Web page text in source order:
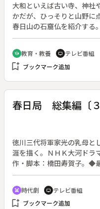
大和といえば古い寺、神社
かだが、ひっそりと山野に
春日山の石窟仏を紹介す
年以上にわたって磨崖仏（
像）を撮り続けてきた。「
とともにあって民衆に親し
崖仏でしょう」と話す邊見
school 教育・教養 tv テレビ番組
bookmark_add ブックマーク追加
春日局 総集編〔
徳川三代将軍家光の乳母と
涯を描く。ＮＨＫ大河ドラ
作・脚本：橋田寿賀子。◆
服して家光（江口洋介）と
良き相談相手・春日局とし
く。
swords 時代劇 tv テレビ番組
bookmark_add ブックマーク追加